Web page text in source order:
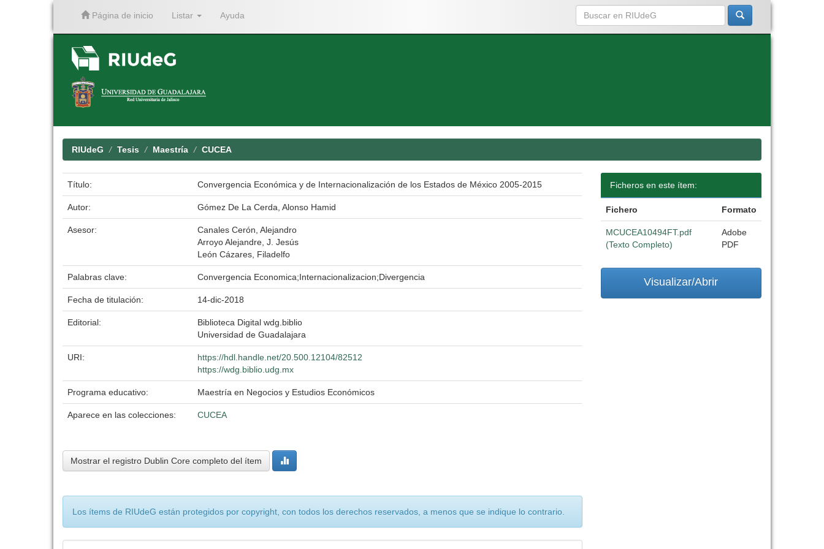
Página de inicio Listar Ayuda
RIUdeG Tesis Maestría CUCEA
Título: Convergencia Económica y de Internacionalización de los Estados de México 2005-2015
Autor: Gómez De La Cerda, Alonso Hamid
Asesor:
Canales Cerón, Alejandro
Arroyo Alejandre, J. Jesús
León Cázares, Filadelfo
Palabras clave: Convergencia Economica;Internacionalizacion;Divergencia
Fecha de titulación: 14-dic-2018
Editorial:
Biblioteca Digital wdg.biblio
Universidad de Guadalajara
URI:
https://hdl.handle.net/20.500.12104/82512
https://wdg.biblio.udg.mx
Programa educativo: Maestría en Negocios y Estudios Económicos
Aparece en las colecciones: CUCEA
Mostrar el registro Dublin Core completo del ítem
Los ítems de RIUdeG están protegidos por copyright, con todos los derechos reservados, a menos que se indique lo contrario.
Ficheros en este ítem:
Fichero Formato
MCUCEA10494FT.pdf
(Texto Completo)
Adobe
PDF
Visualizar/Abrir